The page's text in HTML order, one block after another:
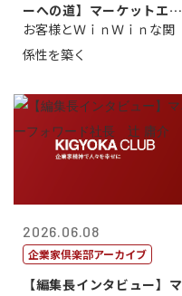
ーへの道】マーケットエン
タープライズ...
お客様とＷｉｎＷｉｎな関
係性を築く
2026.06.08
企業家倶楽部アーカイブ
【編集長インタビュー】マ